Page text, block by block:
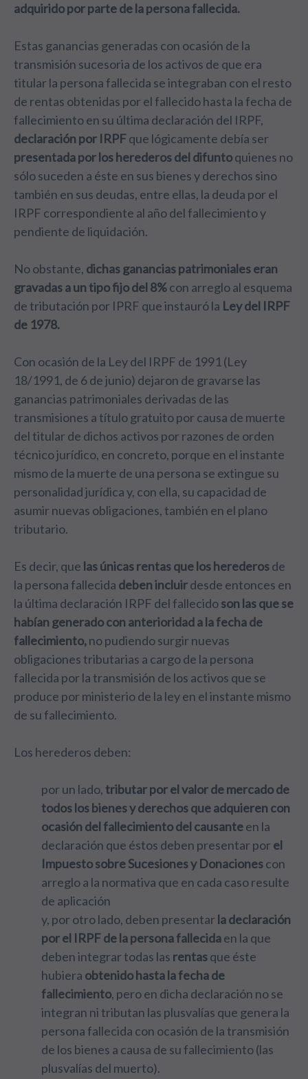
adquirido por parte de la persona fallecida.
Estas ganancias generadas con ocasión de la
transmisión sucesoria de los activos de que era
titular la persona fallecida se integraban con el resto
de rentas obtenidas por el fallecido hasta la fecha de
fallecimiento en su última declaración del IRPF,
declaración por IRPFque lógicamente debía ser
presentada por los herederos del difuntoquienes no
sólo suceden a éste en sus bienes y derechos sino
también en sus deudas, entre ellas, la deuda por el
IRPF correspondiente al año del fallecimiento y
pendiente de liquidación.
No obstante, dichas ganancias patrimoniales eran
gravadas a un tipo fijo del 8%con arreglo al esquema
de tributación por IPRF que instauró la Ley del IRPF
de 1978.
Con ocasión de la Ley del IRPF de 1991 (Ley
18/1991, de 6 de junio) dejaron de gravarse las
ganancias patrimoniales derivadas de las
transmisiones a título gratuito por causa de muerte
del titular de dichos activos por razones de orden
técnico jurídico, en concreto, porque en el instante
mismo de la muerte de una persona se extingue su
personalidad jurídica y, con ella, su capacidad de
asumir nuevas obligaciones, también en el plano
tributario.
Es decir, que las únicas rentas que los herederosde
la persona fallecida deben incluirdesde entonces en
la última declaración IRPF del fallecidoson las que se
habían generado con anterioridad a la fecha de
fallecimiento,no pudiendo surgir nuevas
obligaciones tributarias a cargo de la persona
fallecida por la transmisión de los activos que se
produce por ministerio de la ley en el instante mismo
de su fallecimiento.
Los herederos deben:
por un lado, tributar por el valor de mercado de
todos los bienes y derechosque adquieren con
ocasión del fallecimiento del causanteen la
declaración que éstos deben presentar porel
Impuesto sobre Sucesiones y Donacionescon
arreglo a la normativa que en cada caso resulte
de aplicación
y, por otro lado, deben presentarla declaración
por el IRPF de la persona fallecidaen la que
deben integrar todas las rentasque éste
hubiera obtenido hasta la fecha de
fallecimiento, pero en dicha declaración no se
integran ni tributan las plusvalías que genera la
persona fallecida con ocasión de la transmisión
de los bienes a causa de su fallecimiento (las
plusvalías del muerto).